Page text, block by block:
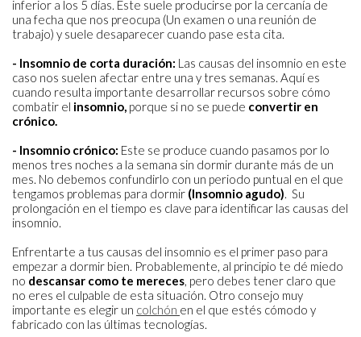
inferior a los 5 días. Este suele producirse por la cercanía de
una fecha que nos preocupa (Un examen o una reunión de
trabajo) y suele desaparecer cuando pase esta cita.
- Insomnio de corta duración: Las causas del insomnio en este
caso nos suelen afectar entre una y tres semanas. Aquí es
cuando resulta importante desarrollar recursos sobre cómo
combatir el insomnio, porque si no se puede convertir en
crónico.
- Insomnio crónico: Este se produce cuando pasamos por lo
menos tres noches a la semana sin dormir durante más de un
mes. No debemos confundirlo con un periodo puntual en el que
tengamos problemas para dormir (Insomnio agudo). Su
prolongación en el tiempo es clave para identificar las causas del
insomnio.
Enfrentarte a tus causas del insomnio es el primer paso para
empezar a dormir bien. Probablemente, al principio te dé miedo
no descansar como te mereces, pero debes tener claro que
no eres el culpable de esta situación. Otro consejo muy
importante es elegir un colchón en el que estés cómodo y
fabricado con las últimas tecnologías.